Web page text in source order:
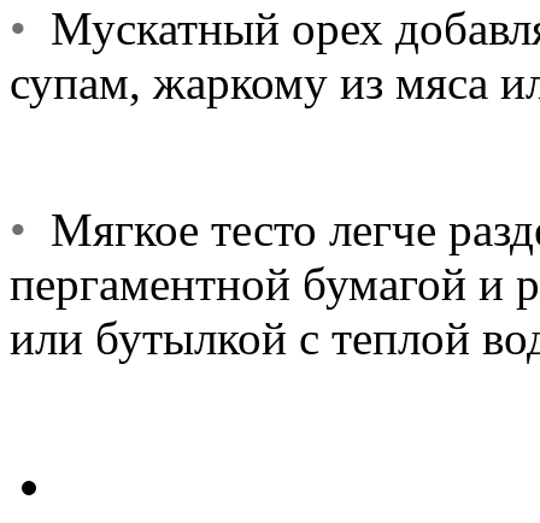
• Мускатный орех
супам, жаркому из мяса
• Мягкое тесто легче
пергаментной бумагой и
или бутылкой с теплой